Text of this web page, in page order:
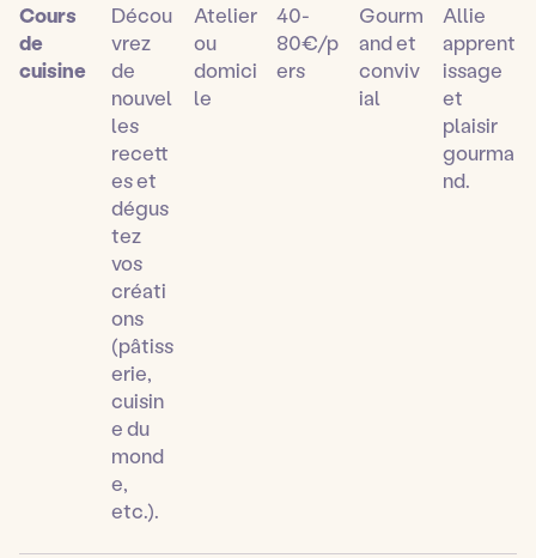
Cours
de
cuisine
Décou
vrez
de
nouvel
les
recett
es et
dégus
tez
vos
créati
ons
(pâtiss
erie,
cuisin
e du
mond
e,
etc.).
Atelier
ou
domici
le
40-
80€/p
ers
Gourm
and et
conviv
ial
Allie
apprent
issage
et
plaisir
gourma
nd.